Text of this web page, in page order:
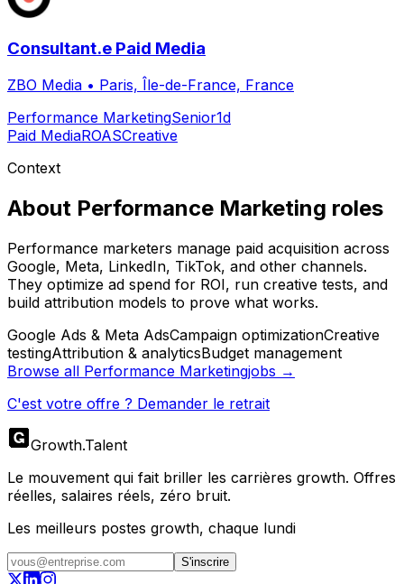
Consultant.e Paid Media
ZBO Media • Paris, Île-de-France, France
Performance MarketingSenior1d
Paid MediaROASCreative
Context
About Performance Marketing roles
Performance marketers manage paid acquisition across
Google, Meta, LinkedIn, TikTok, and other channels.
They optimize ad spend for ROI, run creative tests, and
build attribution models to prove what works.
Google Ads & Meta AdsCampaign optimizationCreative
testingAttribution & analyticsBudget management
Browse all Performance Marketingjobs →
C'est votre offre ? Demander le retrait
Growth.Talent
Le mouvement qui fait briller les carrières growth. Offres
réelles, salaires réels, zéro bruit.
Les meilleurs postes growth, chaque lundi
S'inscrire